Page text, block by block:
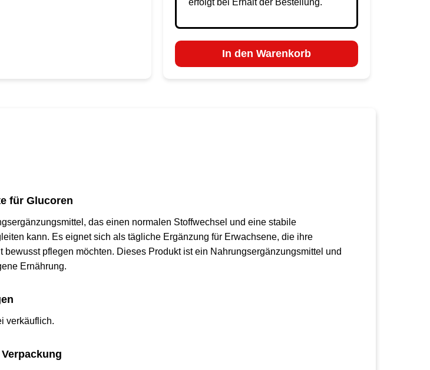
erfolgt bei Erhalt der Bestellung.
In den Warenkorb
für Glucoren
das einen normalen Stoffwechsel und eine stabile
kann. Es eignet sich als tägliche Ergänzung für Erwachsene, die ihre
bewusst pflegen möchten. Dieses Produkt ist ein Nahrungsergänzungsmittel und
Ernährung.
verkäuflich.